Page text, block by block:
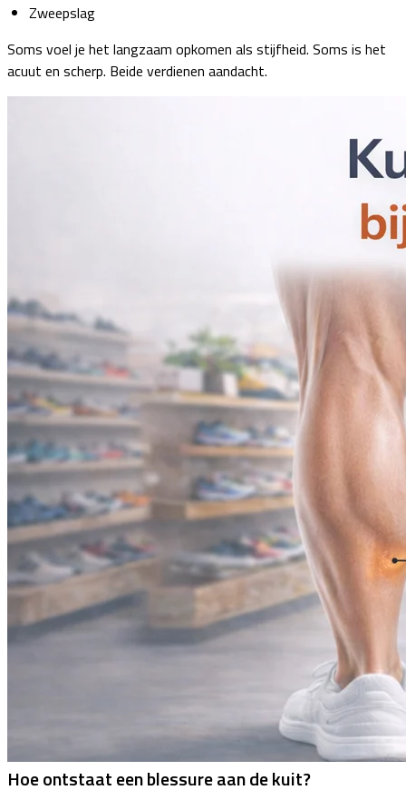
Zweepslag
Soms voel je het langzaam opkomen als stijfheid. Soms is het
acuut en scherp. Beide verdienen aandacht.
Hoe ontstaat een blessure aan de kuit?